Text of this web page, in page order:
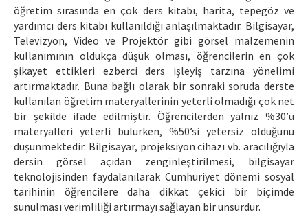
öğretim sırasında en çok ders kitabı, harita, tepegöz ve
yardımcı ders kitabı kullanıldığı anlaşılmaktadır. Bilgisayar,
Televizyon, Video ve Projektör gibi görsel malzemenin
kullanımının oldukça düşük olması, öğrencilerin en çok
şikayet ettikleri ezberci ders işleyiş tarzına yönelimi
artırmaktadır. Buna bağlı olarak bir sonraki soruda derste
kullanılan öğretim materyallerinin yeterli olmadığı çok net
bir şekilde ifade edilmiştir. Öğrencilerden yalnız %30’u
materyalleri yeterli bulurken, %50’si yetersiz olduğunu
düşünmektedir. Bilgisayar, projeksiyon cihazı vb. aracılığıyla
dersin görsel açıdan zenginleştirilmesi, bilgisayar
teknolojisinden faydalanılarak Cumhuriyet dönemi sosyal
tarihinin öğrencilere daha dikkat çekici bir biçimde
sunulması verimliliği artırmayı sağlayan bir unsurdur.